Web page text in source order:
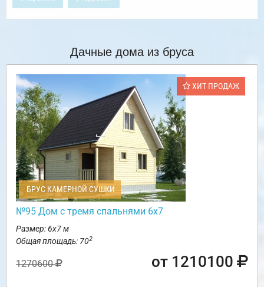
Дачные дома из бруса
ХИТ ПРОДАЖ
БРУС КАМЕРНОЙ СУШКИ
№95 Дом с тремя спальнями 6х7
Размер: 6х7 м
Общая площадь: 702
1270600 от 1210100